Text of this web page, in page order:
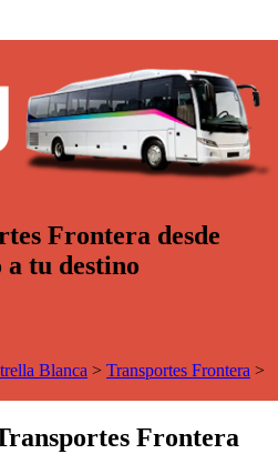
Frontera desde
tu destino
Blanca > Transportes Frontera >
Frontera